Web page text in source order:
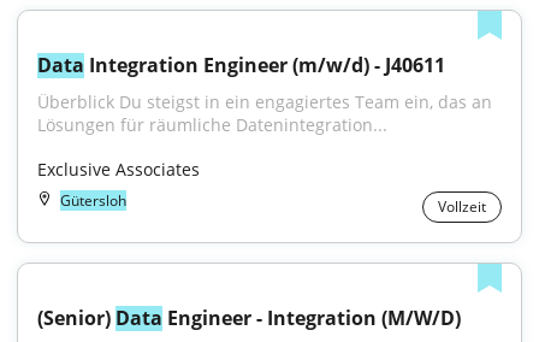
Data Integration Engineer (m/w/d) - J40611
Überblick Du steigst in ein engagiertes Team ein, das an
Lösungen für räumliche Datenintegration...
Exclusive Associates
Gütersloh Vollzeit
(Senior) Data Engineer - Integration (M/W/D)